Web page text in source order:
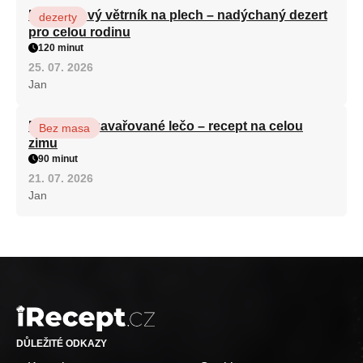
Karamelový větrník na plech – nadýchaný dezert
pro celou rodinu
dezerty
120 minut
25. 07. 2026
Jan
Babiččino zavařované lečo – recept na celou
zimu
Bez masa
90 minut
21. 07. 2026
Jan
DŮLEŽITÉ ODKAZY